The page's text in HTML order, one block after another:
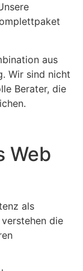
aus
Wir sind nicht
Berater, die
Web
als
die